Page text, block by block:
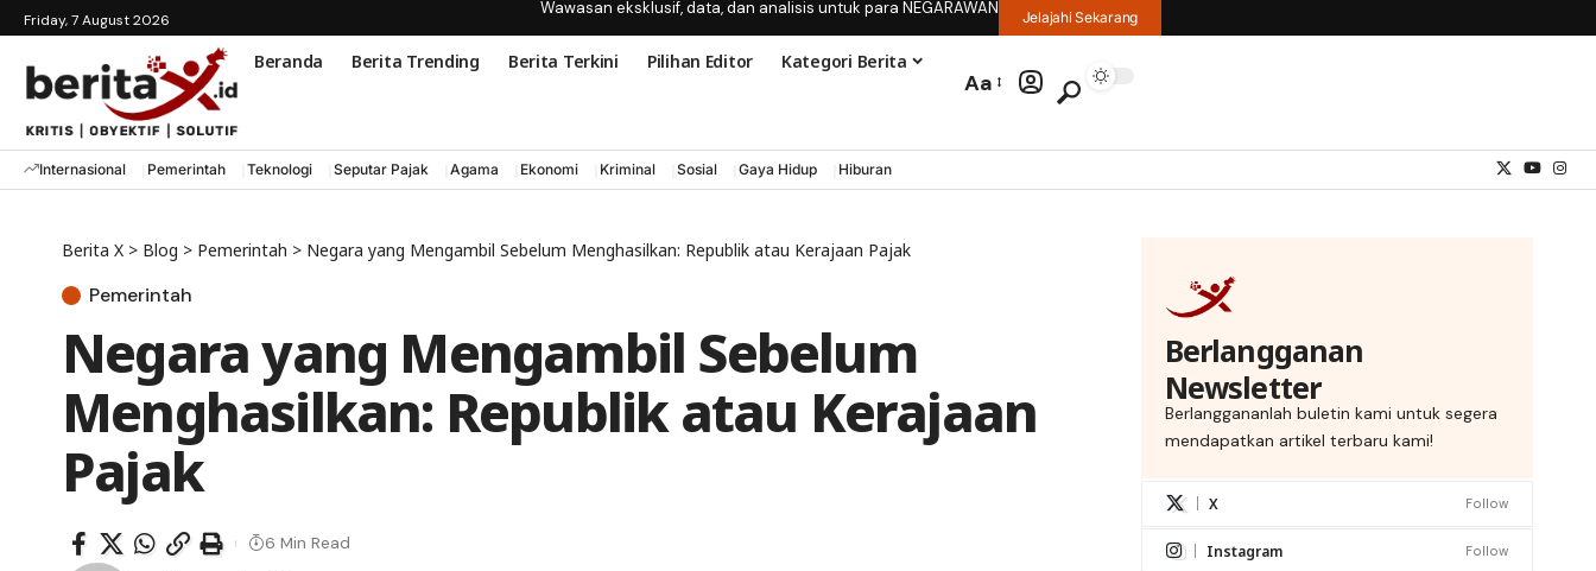
Friday, 7 August 2026
Wawasan eksklusif, data, dan analisis untuk para NEGARAWAN Jelajahi Sekarang
Beranda Berita Trending Berita Terkini Pilihan Editor Kategori Berita
Aa
Internasional Pemerintah Teknologi Seputar Pajak Agama Ekonomi Kriminal Sosial Gaya Hidup Hiburan
Berita X > Blog > Pemerintah > Negara yang Mengambil Sebelum Menghasilkan: Republik atau Kerajaan Pajak
Pemerintah
Negara yang Mengambil Sebelum
Menghasilkan: Republik atau Kerajaan
Pajak
6 Min Read
Berlangganan
Newsletter
Berlanggananlah buletin kami untuk segera
mendapatkan artikel terbaru kami!
X Follow
Instagram Follow